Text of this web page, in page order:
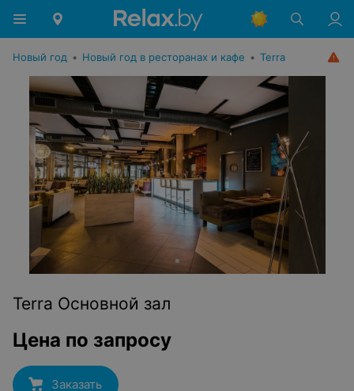
Новый год • Новый год в ресторанах и кафе • Terra
Terra Основной зал
Цена по запросу
Заказать